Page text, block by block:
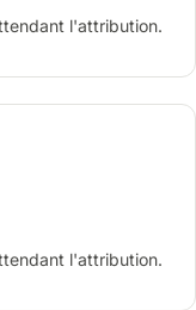
l'attribution.
l'attribution.